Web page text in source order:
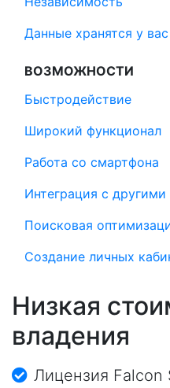
Данные хранятся у вас
ВОЗМОЖНОСТИ
Быстродействие
Широкий функционал
Работа со смартфона
Интеграция с
Поисковая
Создание личных
Низкая
владения
Лицензия Falcon